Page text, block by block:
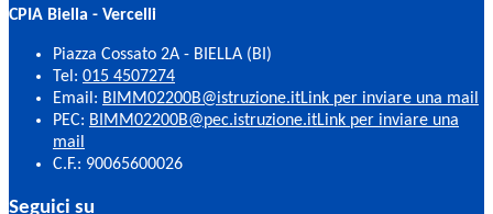
CPIA Biella - Vercelli
Piazza Cossato 2A - BIELLA (BI)
Tel: 015 4507274
Email: BIMM02200B@istruzione.itLink per inviare una mail
PEC: BIMM02200B@pec.istruzione.itLink per inviare una
mail
C.F.: 90065600026
Seguici su